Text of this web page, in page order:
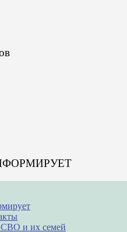
СВО и их семей